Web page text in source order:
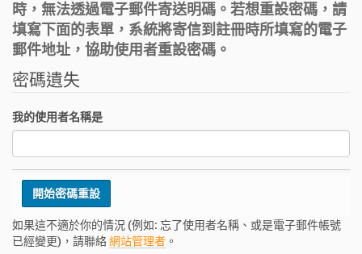
時，無法透過電子郵件寄送明碼。若想重設密碼，請
填寫下面的表單，系統將寄信到註冊時所填寫的電子
郵件地址，協助使用者重設密碼。
密碼遺失
我的使用者名稱是
如果這不適於你的情況 (例如: 忘了使用者名稱、或是電子郵件帳號
已經變更)，請聯絡網站管理者 。